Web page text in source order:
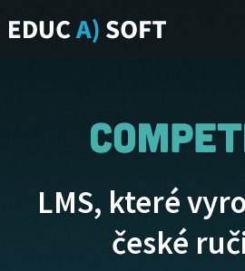
LMS, které
české